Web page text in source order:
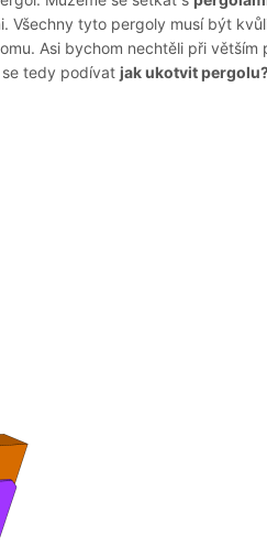
Všechny tyto pergoly musí být
Asi bychom nechtěli při větším
tedy podívat jak ukotvit